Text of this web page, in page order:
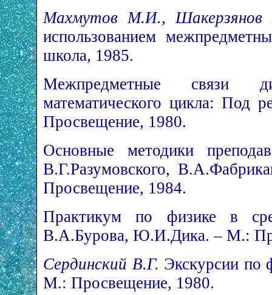
Махмутов М.И., Шакерзянов
использованием
школа, 1985.
Межпредметные связи
математического цикла:
Просвещение, 1980.
Основные методики
В.Г.Разумовского,
Просвещение, 1984.
Практикум по физике в
В.А.Бурова, Ю.И.Дика. – М.:
Сердинский В.Г. Экскурсии по
М.: Просвещение, 1980.